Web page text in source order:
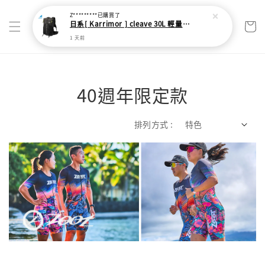
40週年限定款
排列方式 :
Z*********已購買了
日系[ Karrimor ] cleave 30L 輕量野跑健走包
1 天前